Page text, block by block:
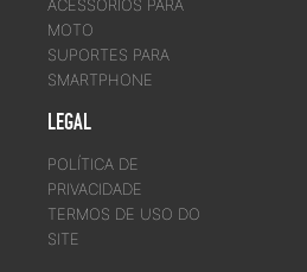
ACESSÓRIOS PARA
MOTO
SUPORTES PARA
SMARTPHONE
LEGAL
POLÍTICA DE
PRIVACIDADE
TERMOS DE USO DO
SITE